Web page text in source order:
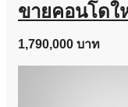
1,790,000 บาท